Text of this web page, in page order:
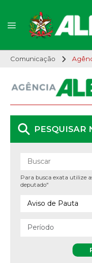
Comunicação
PESQUISAR
Para busca exata utilize
deputado"